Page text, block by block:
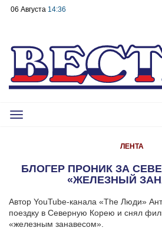
06 Августа 14:36
Toggle
ЛЕНТА
БЛОГЕР ПРОНИК ЗА
«ЖЕЛЕЗНЫЙ
Автор YouTube-канала «The Люди»
поездку в Северную Корею и снял
«железным занавесом».